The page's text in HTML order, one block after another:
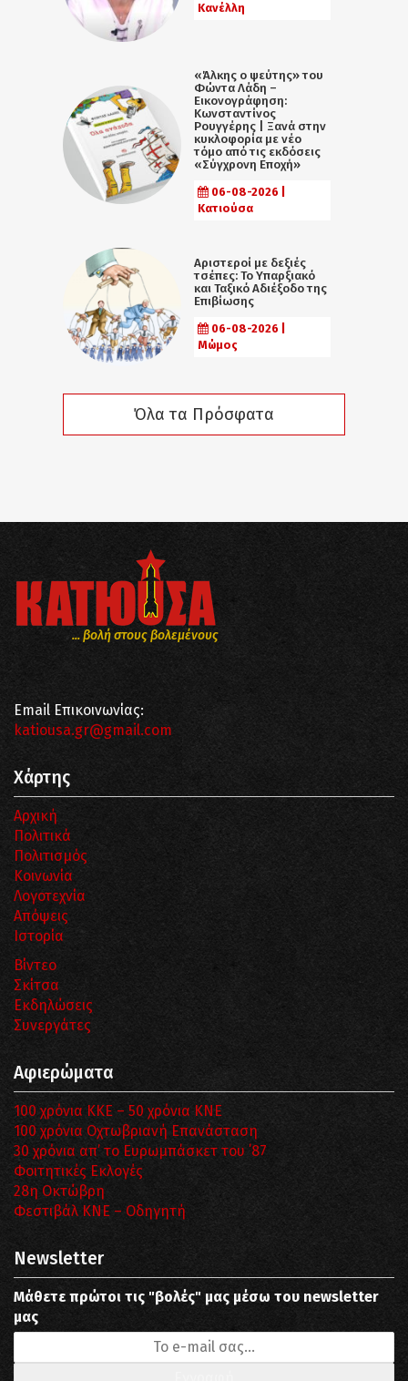
Κανέλλη
«Άλκης ο ψεύτης» του
Φώντα Λάδη –
Εικονογράφηση:
Κωνσταντίνος
Ρουγγέρης | Ξανά στην
κυκλοφορία με νέο
τόμο από τις εκδόσεις
«Σύγχρονη Εποχή»
06-08-2026 |
Κατιούσα
Αριστεροί με δεξιές
τσέπες: Το Υπαρξιακό
και Ταξικό Αδιέξοδο της
Επιβίωσης
06-08-2026 |
Μώμος
Όλα τα Πρόσφατα
... βολή στους βολεμένους
Email Επικοινωνίας:
katiousa.gr@gmail.com
Χάρτης
Αρχική
Πολιτικά
Πολιτισμός
Κοινωνία
Λογοτεχνία
Απόψεις
Ιστορία
Βίντεο
Σκίτσα
Εκδηλώσεις
Συνεργάτες
Αφιερώματα
100 χρόνια ΚΚΕ – 50 χρόνια ΚΝΕ
100 χρόνια Οχτωβριανή Επανάσταση
30 χρόνια απ’ το Ευρωμπάσκετ του ΄87
Φοιτητικές Εκλογές
28η Οκτώβρη
Φεστιβάλ ΚΝΕ – Οδηγητή
Newsletter
Μάθετε πρώτοι τις "βολές" μας μέσω του newsletter
μας